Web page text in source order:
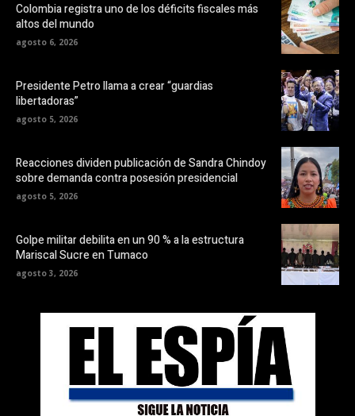
Colombia registra uno de los déficits fiscales más
altos del mundo
agosto 6, 2026
Presidente Petro llama a crear “guardias
libertadoras”
agosto 5, 2026
Reacciones dividen publicación de Sandra Chindoy
sobre demanda contra posesión presidencial
agosto 5, 2026
Golpe militar debilita en un 90 % a la estructura
Mariscal Sucre en Tumaco
agosto 3, 2026